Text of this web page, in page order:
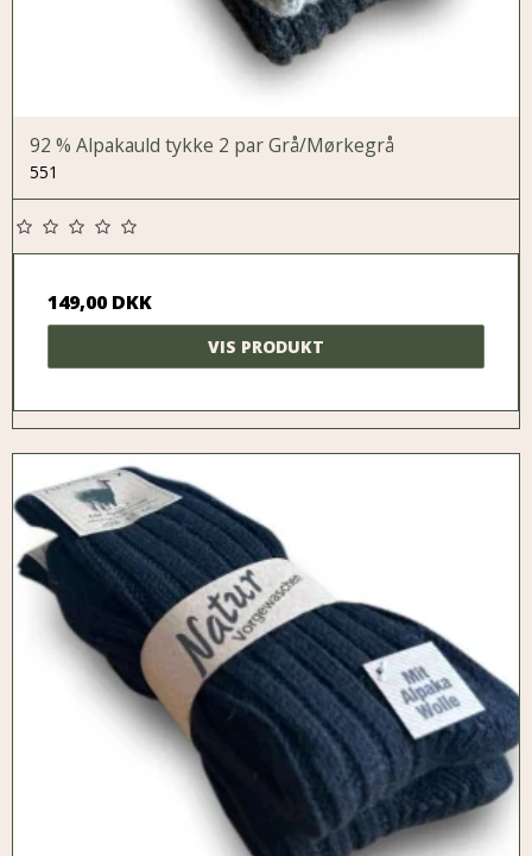
92 % Alpakauld tykke 2 par Grå/Mørkegrå
551
149,00 DKK
VIS PRODUKT